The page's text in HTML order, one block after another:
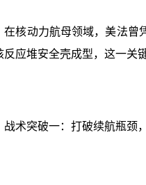
在核动力航母领域，美法曾
应堆安全壳成型，这一关
战术突破一：打破续航瓶颈